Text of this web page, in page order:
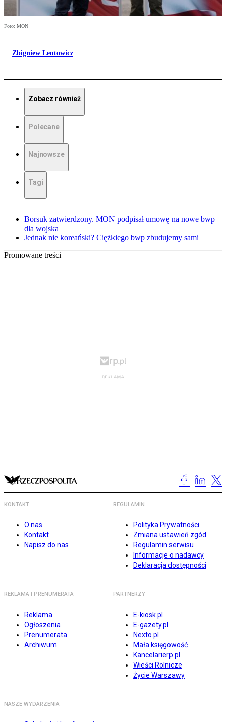
Foto: MON
Zbigniew Lentowicz
Zobacz również
Polecane
Najnowsze
Tagi
Borsuk zatwierdzony. MON podpisał umowę na nowe bwp
dla wojska
Jednak nie koreański? Ciężkiego bwp zbudujemy sami
Promowane treści
KONTAKT
O nas
Kontakt
Napisz do nas
REGULAMIN
Polityka Prywatności
Zmiana ustawień zgód
Regulamin serwisu
Informacje o nadawcy
Deklaracja dostępności
REKLAMA I PRENUMERATA
Reklama
Ogłoszenia
Prenumerata
Archiwum
PARTNERZY
E-kiosk.pl
E-gazety.pl
Nexto.pl
Mała księgowość
Kancelarierp.pl
Wieści Rolnicze
Życie Warszawy
NASZE WYDARZENIA